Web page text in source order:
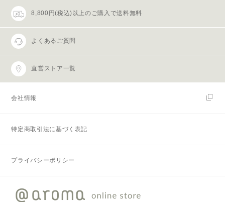
8,800円(税込)以上のご購入で送料無料
よくあるご質問
直営ストア一覧
会社情報
特定商取引法に基づく表記
プライバシーポリシー